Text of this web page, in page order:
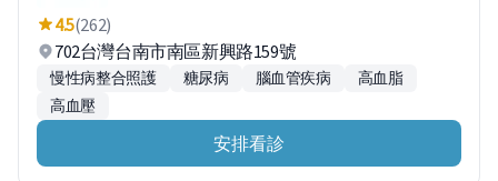
4.5(262)
702台灣台南市南區新興路159號
慢性病整合照護 糖尿病 腦血管疾病
高血脂
高血壓
安排看診